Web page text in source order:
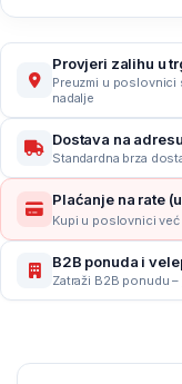
Provjeri zalihu u
Preuzmi u poslovnici
nadalje
Dostava na adresu
Standardna brza
Plaćanje na rate
Kupi u poslovnici
B2B ponuda i
Zatraži B2B ponudu